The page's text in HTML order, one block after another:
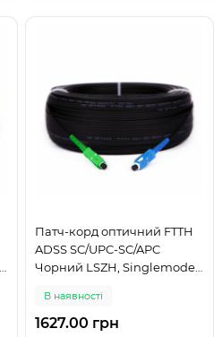
Патч-корд оптичний FTTH
ADSS SC/UPC-SC/APC
Чорний LSZH, Singlemode
В наявності
1627.00 грн